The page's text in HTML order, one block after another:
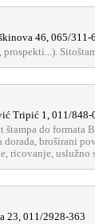
46, 065/311-
Tripić 1, 011/848-
štampa do formata
broširani
ricovanje, uslužno
23, 011/2928-363